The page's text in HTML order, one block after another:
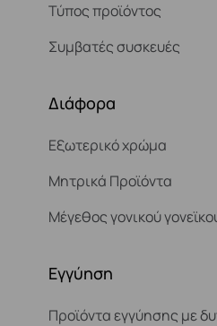
Τύπος προϊόντος
Συμβατές συσκευές
Διάφορα
Εξωτερικό χρώμα
Μητρικά Προϊόντα
Μέγεθος γονικού
Εγγύηση
Προϊόντα εγγύησης με